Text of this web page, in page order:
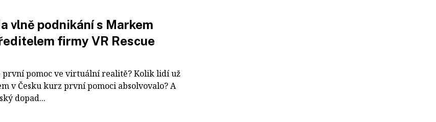
vlně podnikání s Markem
firmy VR Rescue
první pomoc ve virtuální realitě? Kolik lidí už
v Česku kurz první pomoci absolvovalo? A
dopad...